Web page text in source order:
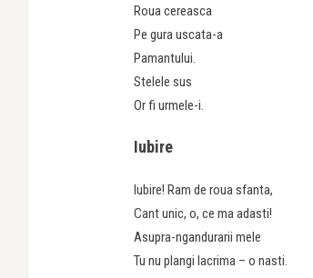
Roua cereasca
Pe gura uscata-a
Pamantului.
Stelele sus
Or fi urmele-i.
Iubire
Iubire! Ram de roua sfanta,
Cant unic, o, ce ma adasti!
Asupra-ngandurarii mele
Tu nu plangi lacrima – o nasti.